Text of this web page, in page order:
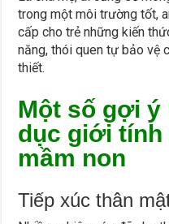
trong một môi trường tốt,
cấp cho trẻ những kiến
năng, thói quen tự bảo vệ
thiết.
Một số gợi ý
dục giới tính
mầm non
Tiếp xúc thân